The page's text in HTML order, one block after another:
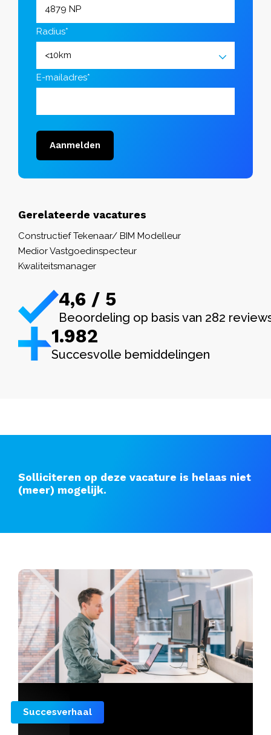
Radius*
E-mailadres*
Aanmelden
Gerelateerde vacatures
Constructief Tekenaar/ BIM Modelleur
Medior Vastgoedinspecteur
Kwaliteitsmanager
4,6 / 5
Beoordeling op basis van 282
1.982
Succesvolle bemiddelingen
Solliciteren op deze vacature is helaas niet
(meer) mogelijk.
Succesverhaal